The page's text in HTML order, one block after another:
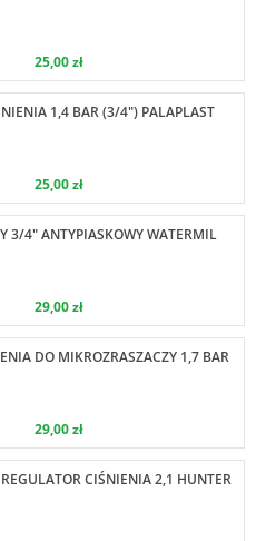
25,00 zł
1,4 BAR (3/4") PALAPLAST
25,00 zł
3/4" ANTYPIASKOWY WATERMIL
29,00 zł
DO MIKROZRASZACZY 1,7 BAR
29,00 zł
CIŚNIENIA 2,1 HUNTER